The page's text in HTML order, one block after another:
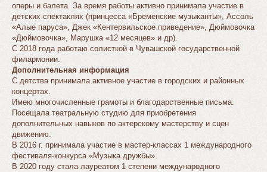
оперы и балета. За время работы активно принимала участие в
детских спектаклях (принцесса «Бременские музыканты», Ассоль
«Алые паруса», Джек «Кентервильское приведение», Дюймовочка
«Дюймовочка», Марушка «12 месяцев» и др).
C 2018 года работаю солисткой в Чувашской государственной
филармонии.
Дополнительная информация
С детства принимала активное участие в городских и районных
концертах.
Имею многочисленные грамоты и благодарственные письма.
Посещала театральную студию для приобретения
дополнительных навыков по актерскому мастерству и сцен
движению.
В 2016 г. принимала участие в мастер-классах 1 международного
фестиваля-конкурса «Музыка дружбы».
В 2020 году стала лауреатом 1 степени международного